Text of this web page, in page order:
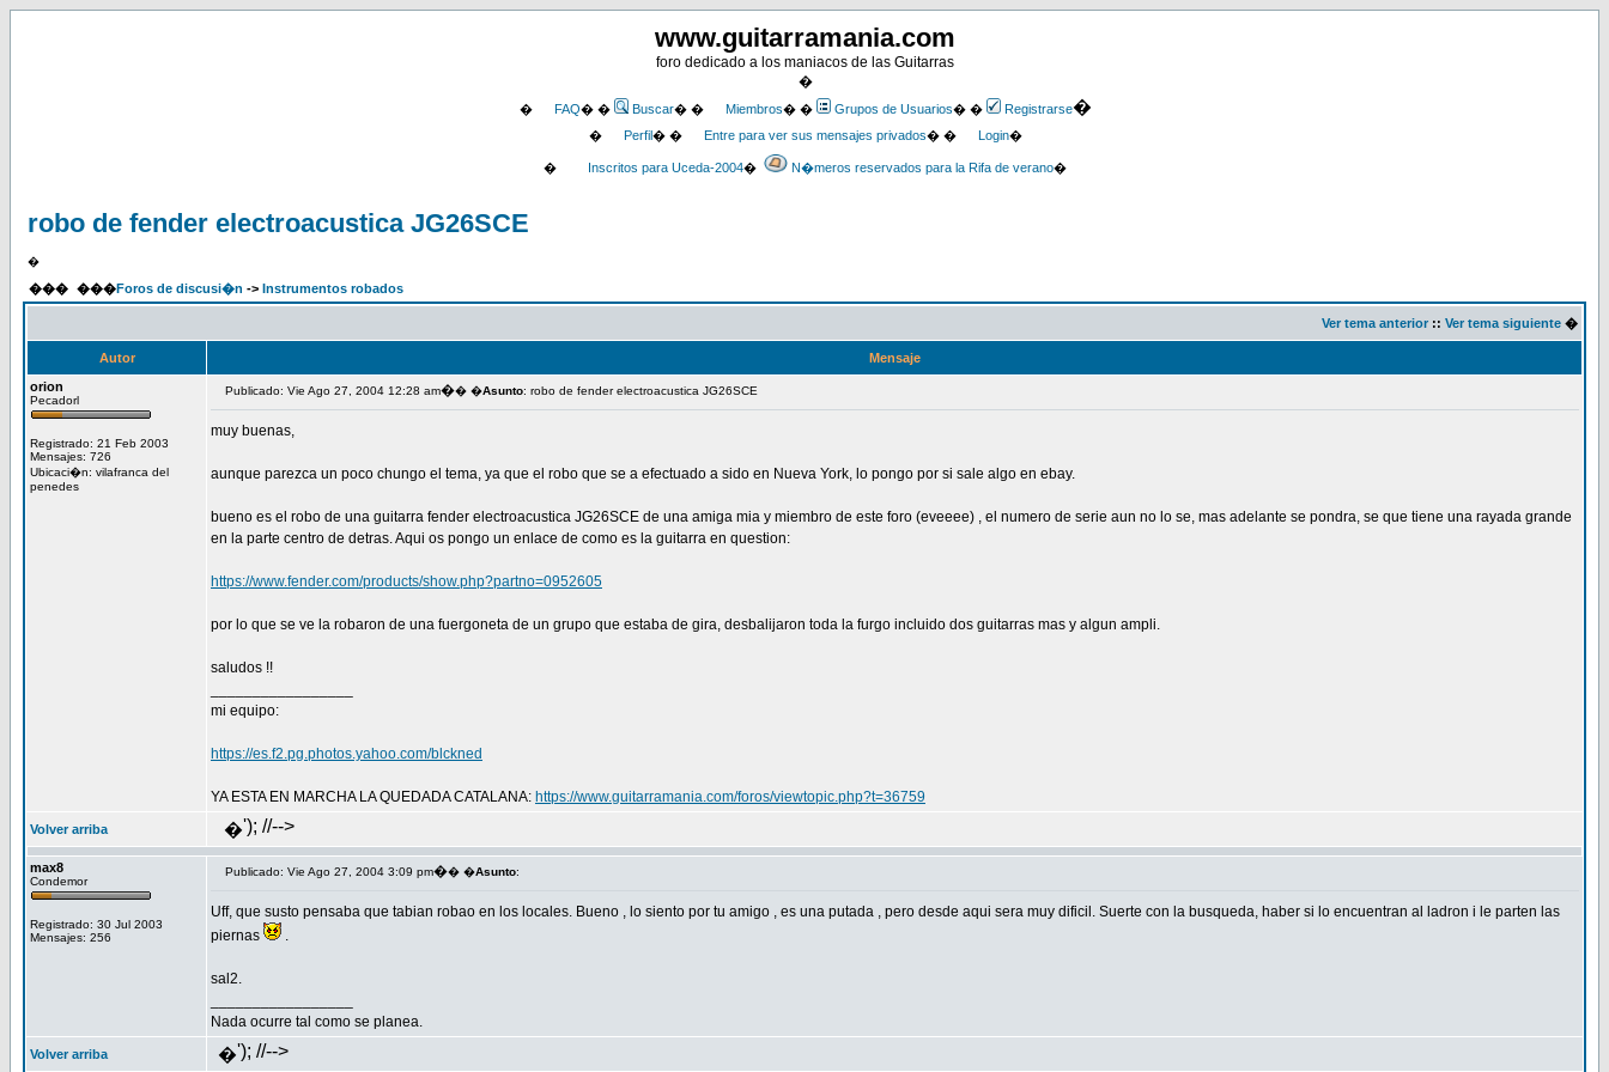
www.guitarramania.com
foro dedicado a los maniacos de las Guitarras
�
� FAQ� � Buscar� � Miembros� � Grupos de Usuarios� � Registrarse�
� Perfil� � Entre para ver sus mensajes privados� � Login�
� Inscritos para Uceda-2004� N�meros reservados para la Rifa de verano�
robo de fender electroacustica JG26SCE
�
��� ���Foros de discusi�n -> Instrumentos robados
Ver tema anterior :: Ver tema siguiente �
Autor
Mensaje
orion
Pecadorl
Registrado: 21 Feb 2003
Mensajes: 726
Ubicaci�n: vilafranca del
penedes
Publicado: Vie Ago 27, 2004 12:28 am�� �Asunto: robo de fender electroacustica JG26SCE
muy buenas,
aunque parezca un poco chungo el tema, ya que el robo que se a efectuado a sido en Nueva York, lo pongo por si sale algo en ebay.
bueno es el robo de una guitarra fender electroacustica JG26SCE de una amiga mia y miembro de este foro (eveeee) , el numero de serie aun no lo se, mas adelante se pondra, se que tiene una rayada grande
en la parte centro de detras. Aqui os pongo un enlace de como es la guitarra en question:
https://www.fender.com/products/show.php?partno=0952605
por lo que se ve la robaron de una fuergoneta de un grupo que estaba de gira, desbalijaron toda la furgo incluido dos guitarras mas y algun ampli.
saludos !!
mi equipo:
https://es.f2.pg.photos.yahoo.com/blckned
YA ESTA EN MARCHA LA QUEDADA CATALANA: https://www.guitarramania.com/foros/viewtopic.php?t=36759
Volver arriba �'); //-->
max8
Condemor
Registrado: 30 Jul 2003
Mensajes: 256
Publicado: Vie Ago 27, 2004 3:09 pm�� �Asunto:
Uff, que susto pensaba que tabian robao en los locales. Bueno , lo siento por tu amigo , es una putada , pero desde aqui sera muy dificil. Suerte con la busqueda, haber si lo encuentran al ladron i le parten las
piernas
.
sal2.
Nada ocurre tal como se planea.
Volver arriba �'); //-->